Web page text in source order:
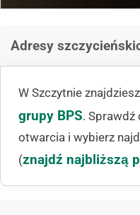
Adresy
W Szczytnie
grupy BPS. Sprawdź
otwarcia i wybierz
(znajdź najbliższą